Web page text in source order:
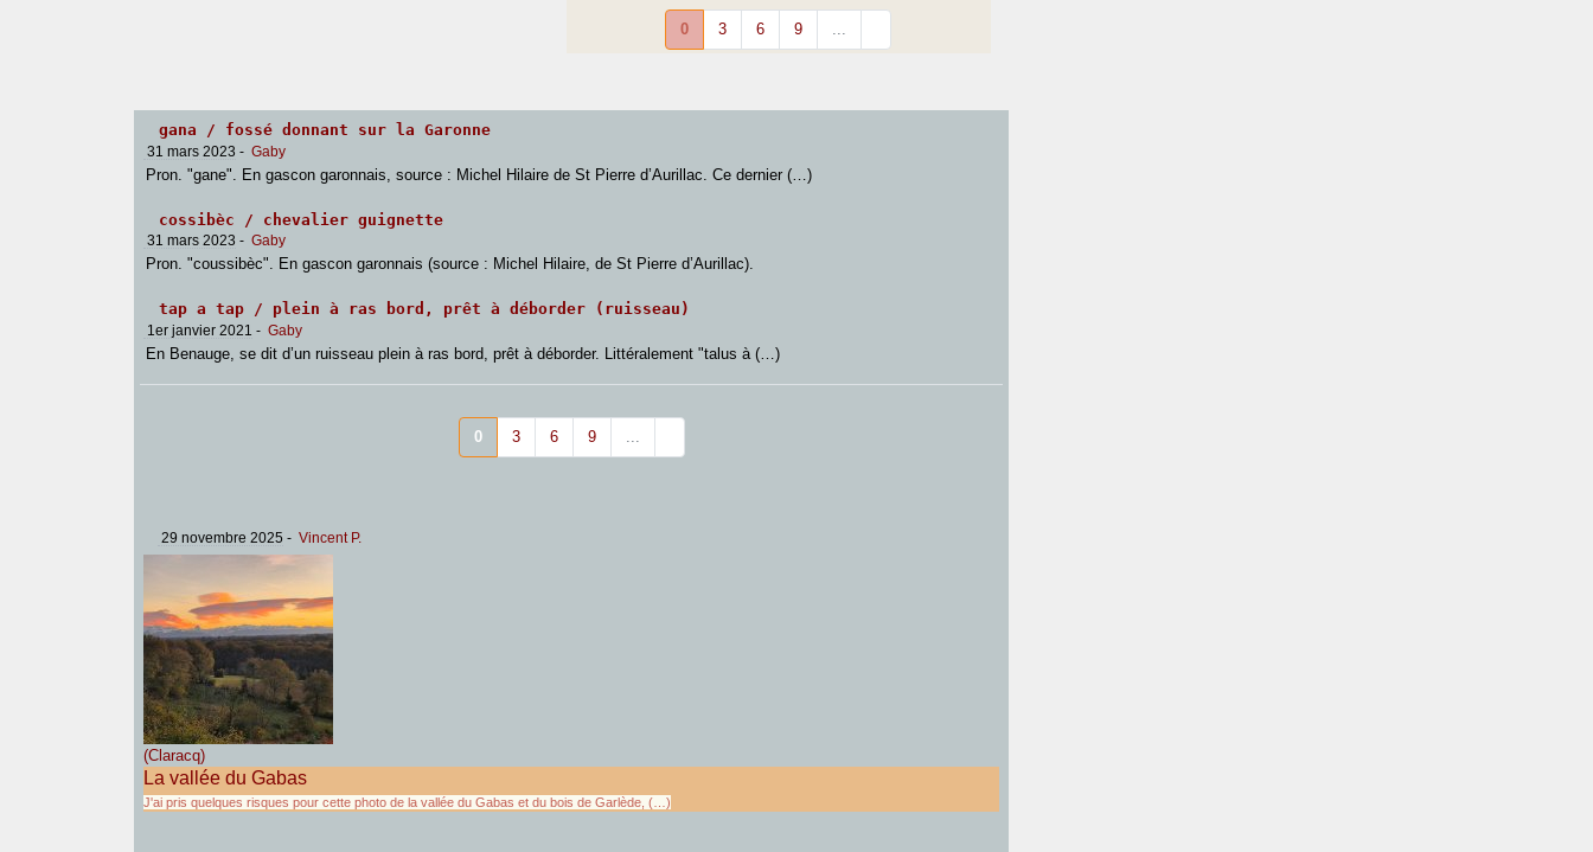
0 3 6 9 ...
gana / fossé donnant sur la Garonne
31 mars 2023 - Gaby
Pron. "gane". En gascon garonnais, source : Michel Hilaire de St Pierre d’Aurillac. Ce dernier (…)
cossibèc / chevalier guignette
31 mars 2023 - Gaby
Pron. "coussibèc". En gascon garonnais (source : Michel Hilaire, de St Pierre d’Aurillac).
tap a tap / plein à ras bord, prêt à déborder (ruisseau)
1er janvier 2021 - Gaby
En Benauge, se dit d’un ruisseau plein à ras bord, prêt à déborder. Littéralement "talus à (…)
0 3 6 9 ...
29 novembre 2025 - Vincent P.
(Claracq)
La vallée du Gabas
J'ai pris quelques risques pour cette photo de la vallée du Gabas et du bois de Garlède, (…)